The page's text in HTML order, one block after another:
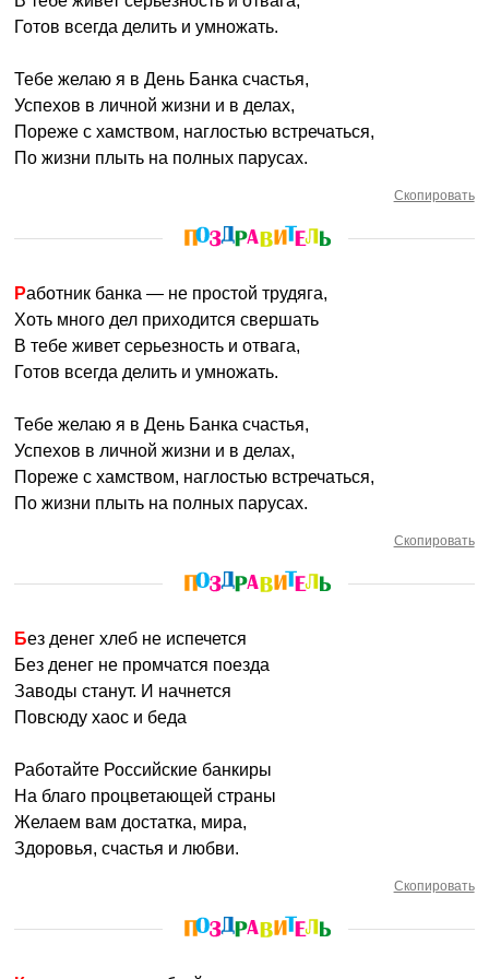
Готов всегда делить и умножать.
Тебе желаю я в День Банка счастья,
Успехов в личной жизни и в делах,
Пореже с хамством, наглостью встречаться,
По жизни плыть на полных парусах.
Скопировать
Работник банка — не простой трудяга,
Хоть много дел приходится свершать
В тебе живет серьезность и отвага,
Готов всегда делить и умножать.
Тебе желаю я в День Банка счастья,
Успехов в личной жизни и в делах,
Пореже с хамством, наглостью встречаться,
По жизни плыть на полных парусах.
Скопировать
Без денег хлеб не испечется
Без денег не промчатся поезда
Заводы станут. И начнется
Повсюду хаос и беда
Работайте Российские банкиры
На благо процветающей страны
Желаем вам достатка, мира,
Здоровья, счастья и любви.
Скопировать